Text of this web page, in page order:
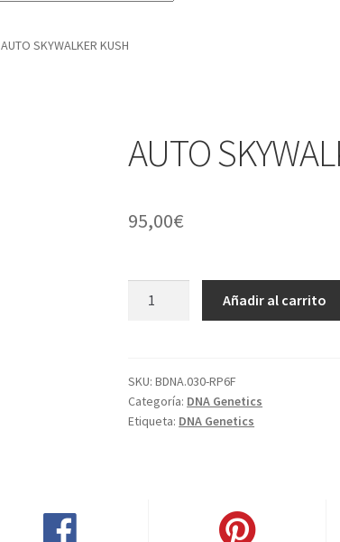
AUTO SKYWALKER KUSH
AUTO
95,00€
Añadir al carrito
SKU:BDNA.030-RP6F
Categoría: DNA Genetics
Etiqueta: DNA Genetics